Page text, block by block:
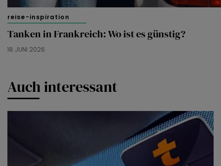
reise-inspiration
Tanken in Frankreich: Wo ist es günstig?
18. JUNI 2026
Auch interessant